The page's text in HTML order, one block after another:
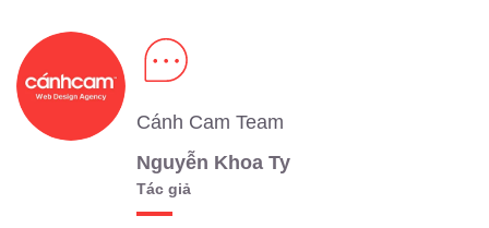
Cánh Cam Team
Nguyễn Khoa Ty
Tác giả